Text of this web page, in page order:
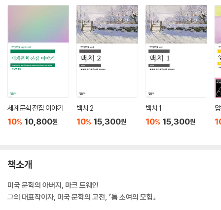
세계문학전집 이야기
10% 10,800원
백치 2
10% 15,300원
백치 1
10% 15,300원
책소개
미국 문학의 아버지, 마크 트웨인
그의 대표작이자, 미국 문학의 고전, 『톰 소여의 모험』